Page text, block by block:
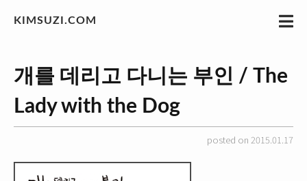
KIMSUZI.COM
개를 데리고 다니는 부인 / The
Lady with the Dog
posted on 2015.01.17